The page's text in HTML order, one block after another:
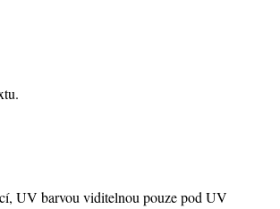
UV barvou viditelnou pouze pod UV